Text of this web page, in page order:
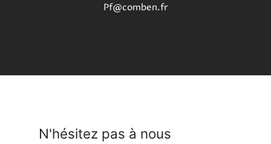
pf@comben.fr
N'hésitez pas à nous